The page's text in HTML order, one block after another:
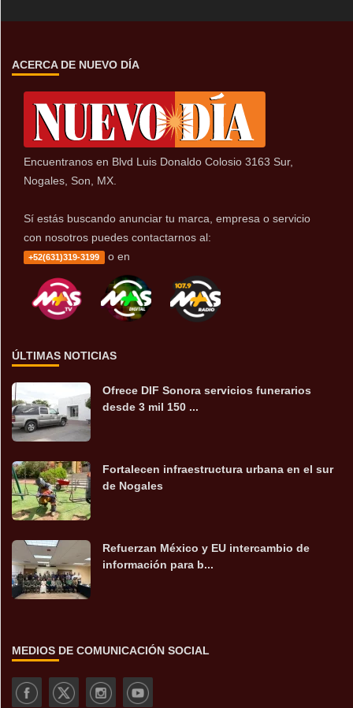
ACERCA DE NUEVO DÍA
Encuentranos en Blvd Luis Donaldo Colosio 3163 Sur,
Nogales, Son, MX.
Sí estás buscando anunciar tu marca, empresa o servicio
con nosotros puedes contactarnos al:
+52(631)319-3199 o en
ÚLTIMAS NOTICIAS
Ofrece DIF Sonora servicios funerarios
desde 3 mil 150 ...
Fortalecen infraestructura urbana en el sur
de Nogales
Refuerzan México y EU intercambio de
información para b...
MEDIOS DE COMUNICACIÓN SOCIAL